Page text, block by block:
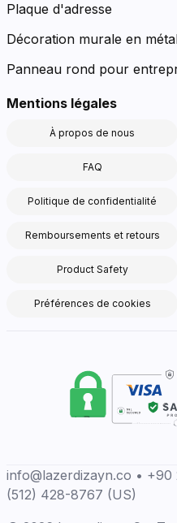
Plaque d'adresse
Décoration murale en
Panneau rond pour
Mentions légales
À propos de nous
FAQ
Politique de confidentialité
Remboursements et retours
Product Safety
Préférences de cookies
info@lazerdizayn.co • +90
(512) 428-8767 (US)